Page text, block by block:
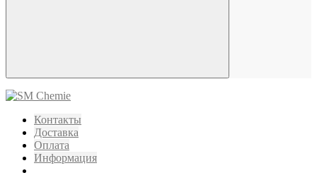
Контакты
Доставка
Оплата
Информация